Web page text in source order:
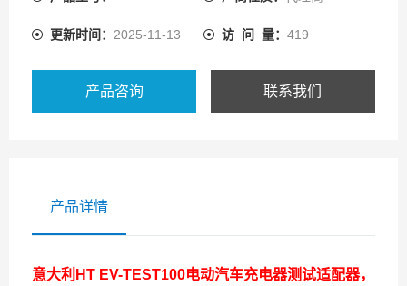
更新时间： 2025-11-13 访 问 量： 419
产品咨询 联系我们
产品详情
意大利HT EV-TEST100电动汽车充电器测试适配器，